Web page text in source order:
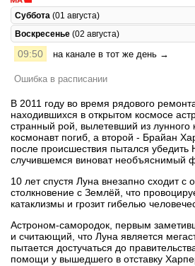
Суббота (01 августа)
Воскресенье (02 августа)
09:50 на канале в тот же день →
Ошибка в расписании
В 2011 году во время рядового
находившихся в открытом космосе
странный рой, вылетевший из лунного
космонавт погиб, а второй - Брайан
после происшествия пытался убедить
случившемся виноват необъяснимый
10 лет спустя Луна внезапно сходит с
столкновение с Землёй, что
катаклизмы и грозит гибелью
Астроном-самородок, первым
и считающий, что Луна является
пытается достучаться до
помощи у вышедшего в отставку